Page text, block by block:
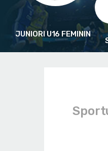
JUNIORI U16 FEMININ